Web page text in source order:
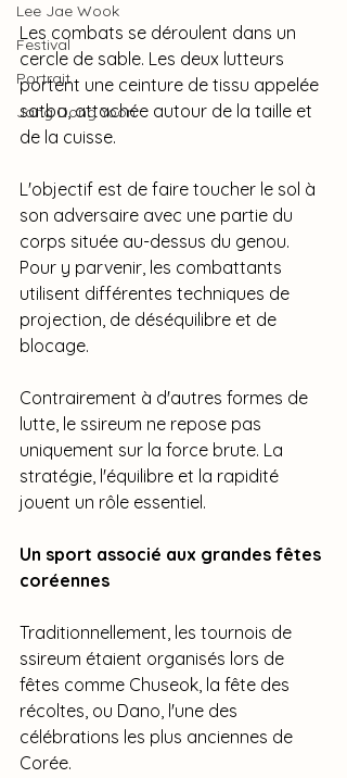
Lee Jae Wook
Festival
Portrait
Jang Dong Yoon
Les combats se déroulent dans un
cercle de sable. Les deux lutteurs
portent une ceinture de tissu appelée
satba, attachée autour de la taille et
de la cuisse.
L'objectif est de faire toucher le sol à
son adversaire avec une partie du
corps située au-dessus du genou.
Pour y parvenir, les combattants
utilisent différentes techniques de
projection, de déséquilibre et de
blocage.
Contrairement à d'autres formes de
lutte, le ssireum ne repose pas
uniquement sur la force brute. La
stratégie, l'équilibre et la rapidité
jouent un rôle essentiel.
Un sport associé aux grandes fêtes
coréennes
Traditionnellement, les tournois de
ssireum étaient organisés lors de
fêtes comme Chuseok, la fête des
récoltes, ou Dano, l'une des
célébrations les plus anciennes de
Corée.